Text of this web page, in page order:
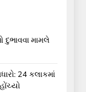
દુભાવવા મામલે
24 કલાકમાં